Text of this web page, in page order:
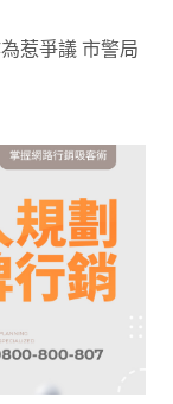
惹爭議 市警局